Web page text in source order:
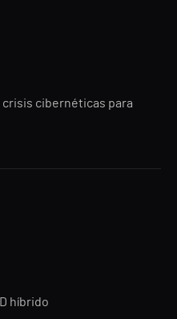
cibernéticas para
híbrido